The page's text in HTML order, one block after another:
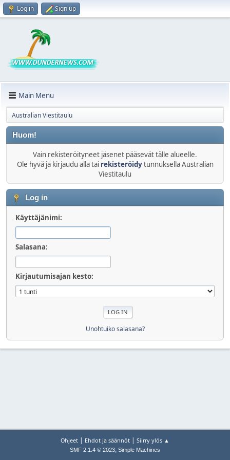
Log in Sign up
Main Menu
Australian Viestitaulu
Huom!
Vain rekisteröityneet jäsenet pääsevät tälle alueelle.
Ole hyvä ja kirjaudu alla tai rekisteröidytunnuksella Australian
Viestitaulu
Log in
Käyttäjänimi:
Salasana:
Kirjautumisajan kesto:
Unohtuiko salasana?
Ohjeet | Ehdot ja säännöt | Siirry ylös ▲
SMF 2.1.4 © 2023, Simple Machines